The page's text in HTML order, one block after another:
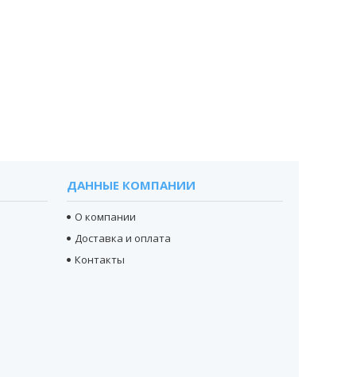
ДАННЫЕ КОМПАНИИ
О компании
Доставка и оплата
Контакты